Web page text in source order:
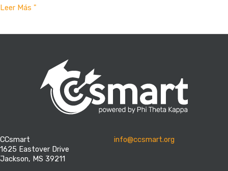
Consejos
de
Leer Más "
CCsmart
1625 Eastover Drive
Jackson, MS 39211
info@ccsmart.org